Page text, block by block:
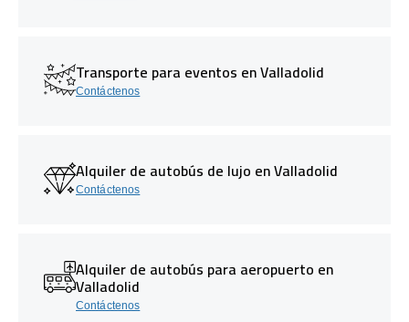
Transporte para eventos en Valladolid
Contáctenos
Alquiler de autobús de lujo en Valladolid
Contáctenos
Alquiler de autobús para aeropuerto en
Valladolid
Contáctenos